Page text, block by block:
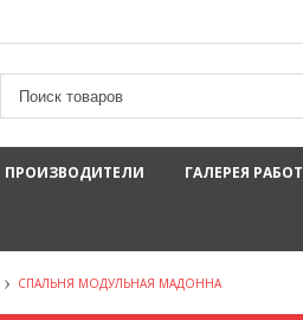
ПРОИЗВОДИТЕЛИ ГАЛЕРЕЯ РАБОТ
СПАЛЬНЯ МОДУЛЬНАЯ МАДОННА